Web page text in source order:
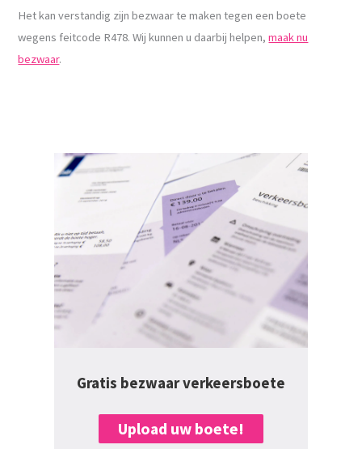
Het kan verstandig zijn bezwaar te maken tegen een boete
wegens feitcode R478. Wij kunnen u daarbij helpen,maak nu
bezwaar.
Gratis bezwaar verkeersboete
Upload uw boete!